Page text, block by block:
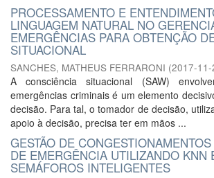
PROCESSAMENTO E
LINGUAGEM NATURAL NO
EMERGÊNCIAS PARA OBTENÇÃO
SITUACIONAL
SANCHES, MATHEUS FERRARONI (2017-11-
A consciência situacional (SAW)
emergências criminais é um elemento
decisão. Para tal, o tomador de decisão,
apoio à decisão, precisa ter em mãos ...
GESTÃO DE
DE EMERGÊNCIA UTILIZANDO KNN
SEMÁFOROS INTELIGENTES